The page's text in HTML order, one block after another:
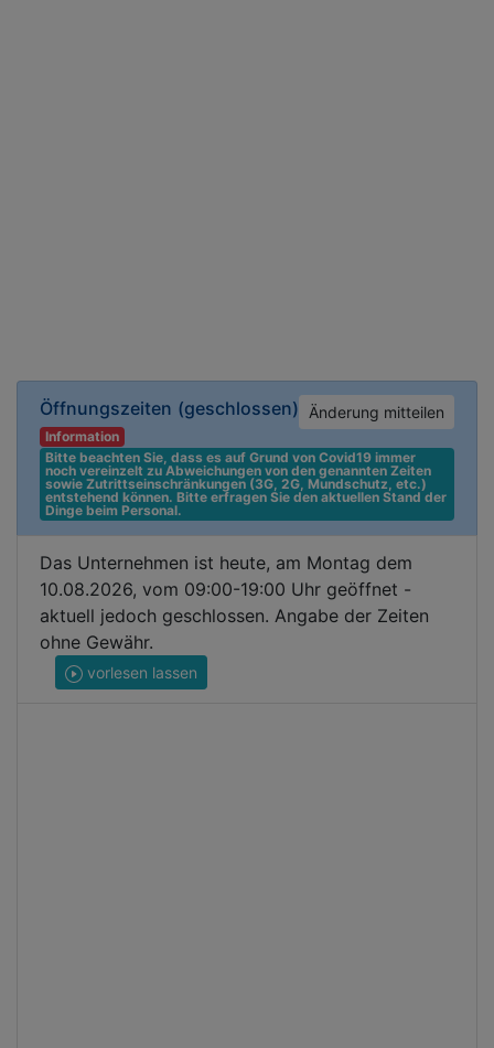
Öffnungszeiten (geschlossen) Änderung mitteilen
Information
Bitte beachten Sie, dass es auf Grund von Covid19 immer
noch vereinzelt zu Abweichungen von den genannten Zeiten
sowie Zutrittseinschränkungen (3G, 2G, Mundschutz, etc.)
entstehend können. Bitte erfragen Sie den aktuellen Stand der
Dinge beim Personal.
Das Unternehmen ist heute, am Montag dem
10.08.2026, vom 09:00-19:00 Uhr geöffnet -
aktuell jedoch geschlossen. Angabe der Zeiten
ohne Gewähr.
vorlesen lassen